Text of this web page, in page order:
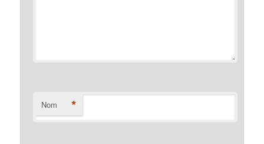
Nom *